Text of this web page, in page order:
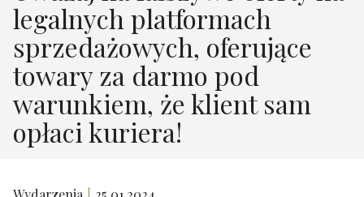
legalnych platformach
sprzedażowych, oferujące
towary za darmo pod
warunkiem, że klient sam
opłaci kuriera!